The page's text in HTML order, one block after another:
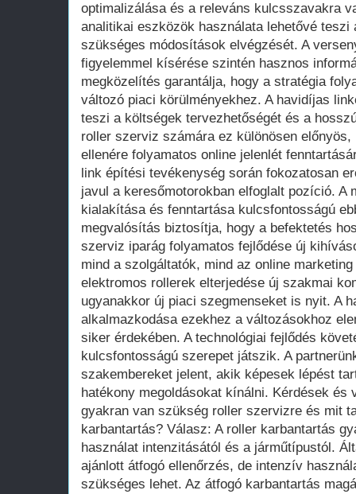
optimalizálása és a releváns kulcsszavakra
analitikai eszközök használata lehetővé
szükséges módosítások elvégzését. A
figyelemmel kísérése szintén hasznos
megközelítés garantálja, hogy a stratégia
változó piaci körülményekhez. A havidíjas
teszi a költségek tervezhetőségét és a
roller szerviz számára ez különösen
ellenére folyamatos online jelenlét
link építési tevékenység során fokozatosan
javul a keresőmotorokban elfoglalt pozíció. A
kialakítása és fenntartása kulcsfontosságú
megvalósítás biztosítja, hogy a befektetés
szerviz iparág folyamatos fejlődése új
mind a szolgáltatók, mind az online
elektromos rollerek elterjedése új szakmai
ugyanakkor új piaci szegmenseket is nyit. A
alkalmazkodása ezekhez a változásokhoz
siker érdekében. A technológiai fejlődés
kulcsfontosságú szerepet játszik. A
szakembereket jelent, akik képesek lépést
hatékony megoldásokat kínálni. Kérdések és
gyakran van szükség roller szervizre és mit
karbantartás? Válasz: A roller karbantartás
használat intenzitásától és a járműtípustól.
ajánlott átfogó ellenőrzés, de intenzív
szükséges lehet. Az átfogó karbantartás